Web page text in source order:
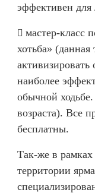
эффективен для
​ мастер-класс
хотьба» (данная
наиболее
обычной
возраста). Все
бесплатны.
Так-же в рамках
территории